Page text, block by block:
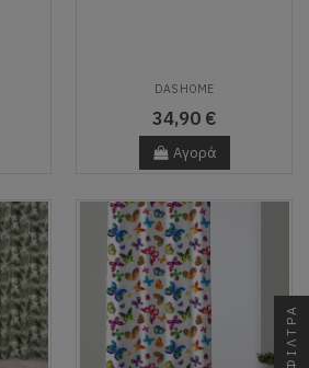
DAS HOME
34,90 €
Αγορά
ΦΙΛΤΡΑ